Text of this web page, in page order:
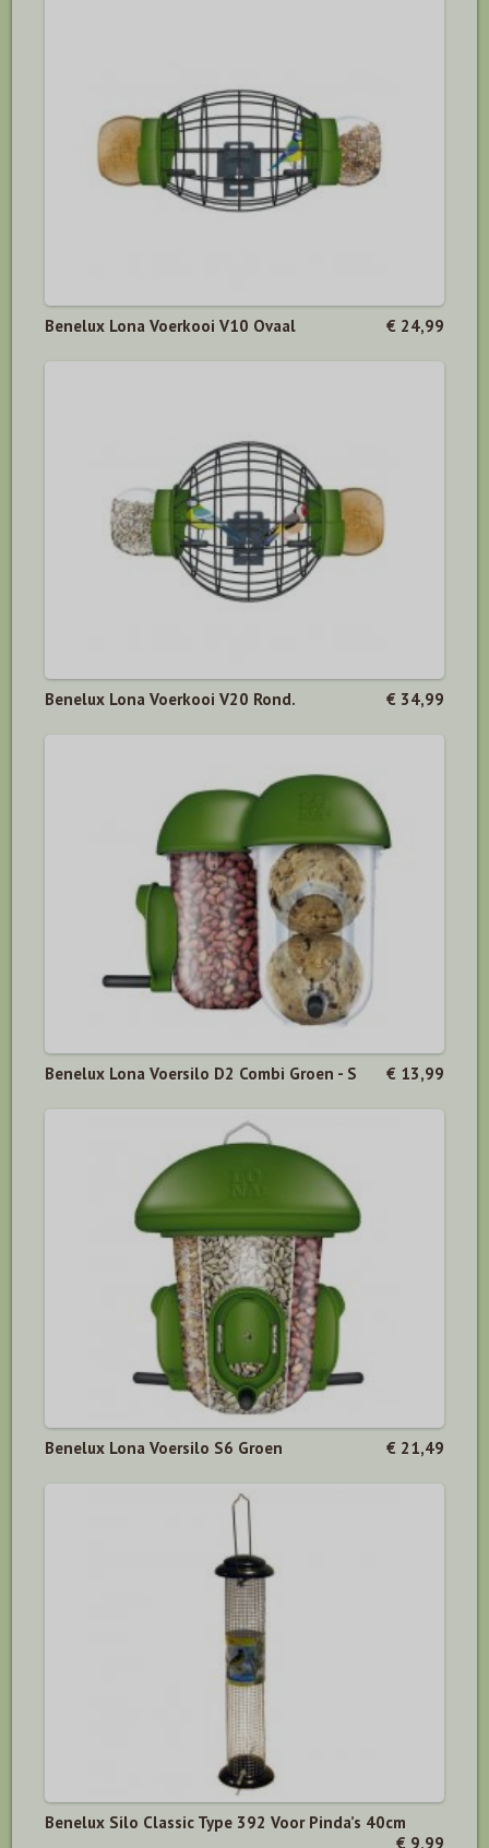
Benelux Lona Voerkooi V10 Ovaal € 24,99
Benelux Lona Voerkooi V20 Rond. € 34,99
Benelux Lona Voersilo D2 Combi Groen - S € 13,99
Benelux Lona Voersilo S6 Groen € 21,49
Benelux Silo Classic Type 392 Voor Pinda’s 40cm
€ 9,99